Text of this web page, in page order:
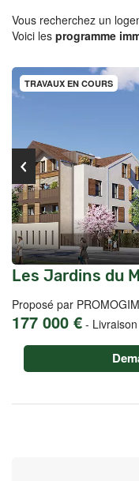
Vous recherchez un
Voici les programme
TRAVAUX EN COURS
Les Jardins du
Proposé par
177 000 € -